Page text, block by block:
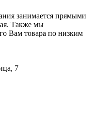
занимается прямыми
Также мы
Вам товара по низким
7